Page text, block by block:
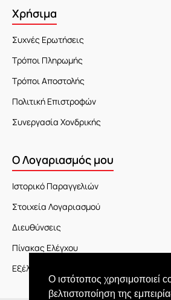
Ο ιστότοπος χρησιμοποιεί
βελτιστοποίηση της
Χρήσιμα
Συχνές Ερωτήσεις
Τρόποι Πληρωμής
Τρόποι Αποστολής
Πολιτική Επιστροφών
Συνεργασία Χονδρικής
Ο Λογαριασμός μου
Ιστορικό Παραγγελιών
Στοιχεία Λογαριασμού
Διευθύνσεις
Πίνακας Ελέγχου
Εξέλιξη Παραγγελίας